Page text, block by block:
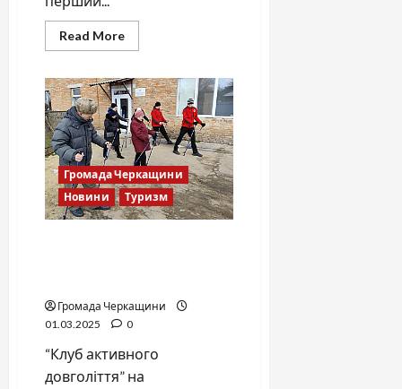
Read MoreRead
more
пірахів:
шлях
до
щастя
без
стресу
та
накопичень
Громада Черкащини
Новини
Туризм
Громада Черкащини
01.03.2025
0
“Клуб активного
довголіття” на